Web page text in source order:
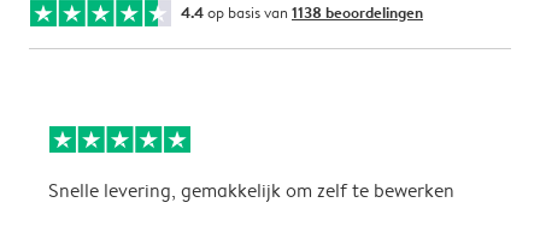
4.4op basis van 1138 beoordelingen
Snelle levering, gemakkelijk om zelf te bewerken